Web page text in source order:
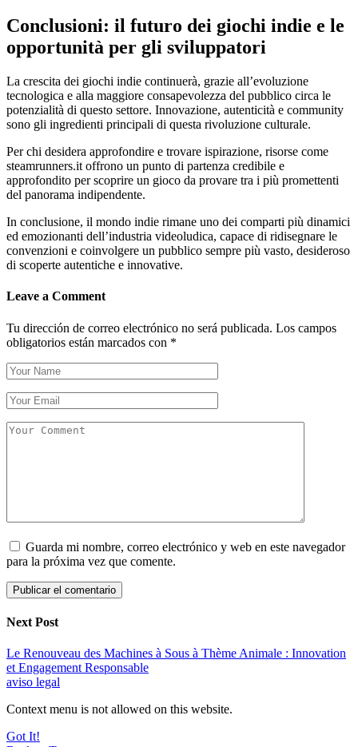
Conclusioni: il futuro dei giochi indie e le
opportunità per gli sviluppatori
La crescita dei giochi indie continuerà, grazie all’evoluzione
tecnologica e alla maggiore consapevolezza del pubblico circa le
potenzialità di questo settore. Innovazione, autenticità e community
sono gli ingredienti principali di questa rivoluzione culturale.
Per chi desidera approfondire e trovare ispirazione, risorse come
steamrunners.it offrono un punto di partenza credibile e
approfondito per scoprire un gioco da provare tra i più promettenti
del panorama indipendente.
In conclusione, il mondo indie rimane uno dei comparti più dinamici
ed emozionanti dell’industria videoludica, capace di ridisegnare le
convenzioni e coinvolgere un pubblico sempre più vasto, desideroso
di scoperte autentiche e innovative.
Leave a Comment
Tu dirección de correo electrónico no será publicada. Los campos
obligatorios están marcados con *
Guarda mi nombre, correo electrónico y web en este navegador
para la próxima vez que comente.
Next Post
Le Renouveau des Machines à Sous à Thème Animale : Innovation
et Engagement Responsable
aviso legal
Context menu is not allowed on this website.
Got It!